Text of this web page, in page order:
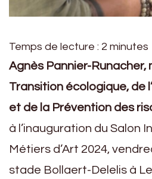
Temps de lecture : 2 minutes
Agnès Pannier-Runacher,
Transition écologique, de
et de la Prévention des
à l’inauguration du Salon
Métiers d’Art 2024,
stade Bollaert-Delelis à